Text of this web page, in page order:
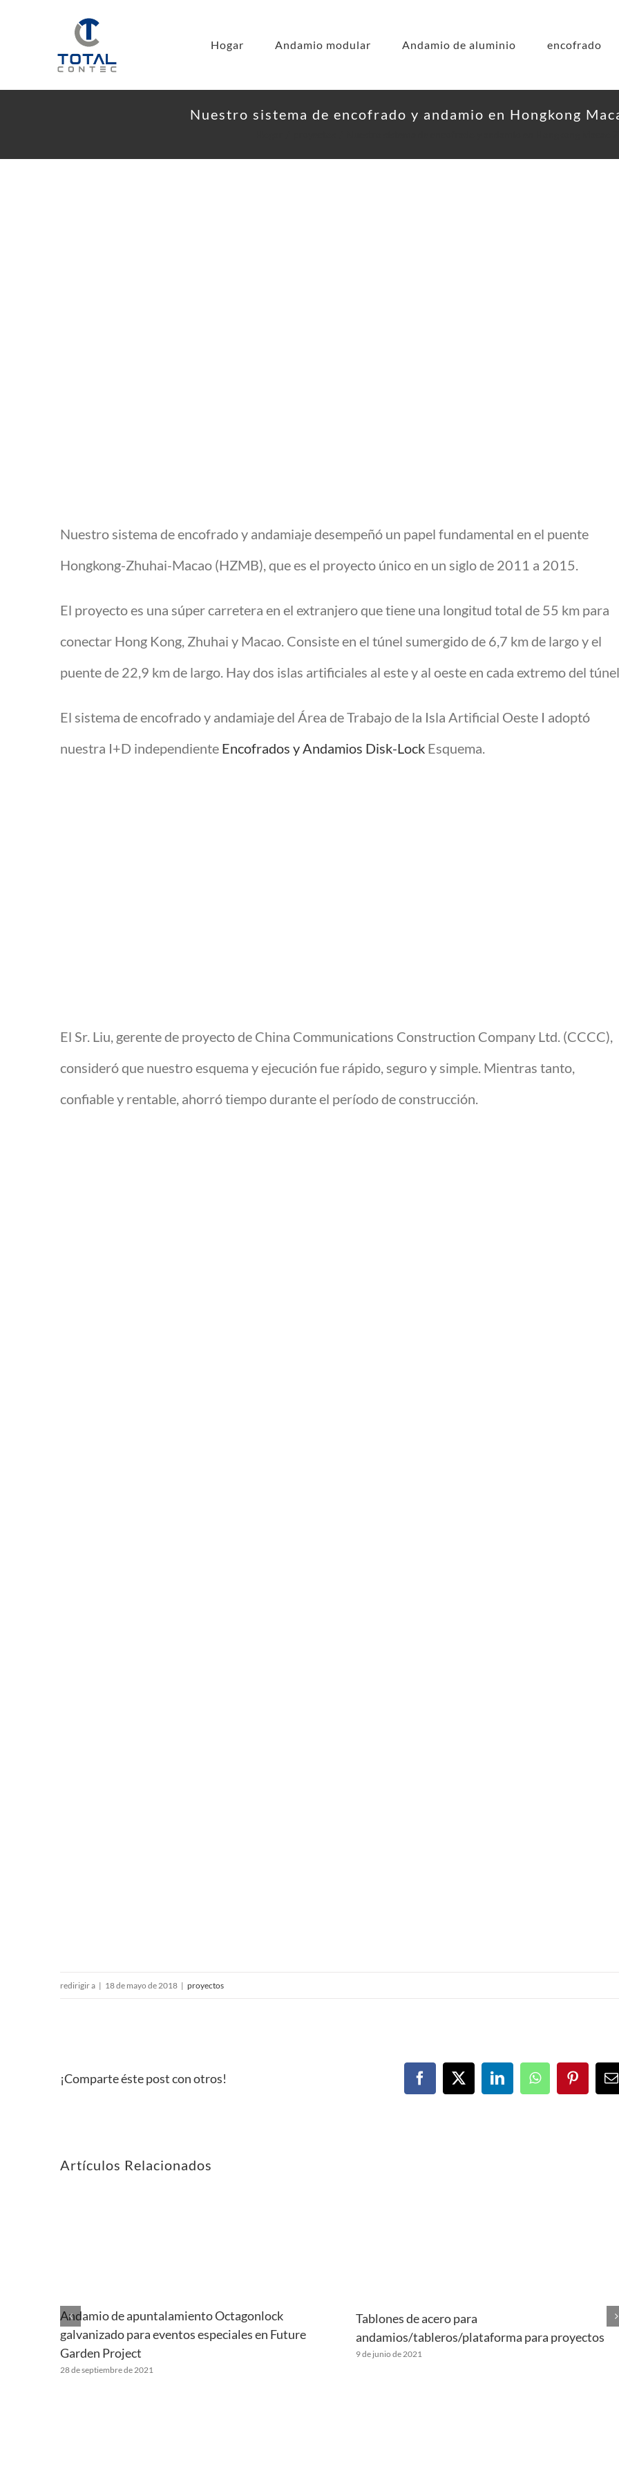
Hogar Andamio modular Andamio de aluminio encofrado
Nuestro sistema de encofrado y andamio en Hongkong
Nuestro sistema de encofrado y andamiaje desempeñó un papel fundamental en el puente
Hongkong-Zhuhai-Macao (HZMB), que es el proyecto único en un siglo de 2011 a 2015.
El proyecto es una súper carretera en el extranjero que tiene una longitud total de 55 km para
conectar Hong Kong, Zhuhai y Macao. Consiste en el túnel sumergido de 6,7 km de largo y el
puente de 22,9 km de largo. Hay dos islas artificiales al este y al oeste en cada extremo del
El sistema de encofrado y andamiaje del Área de Trabajo de la Isla Artificial Oeste I adoptó
nuestra I+D independiente Encofrados y Andamios Disk-Lock Esquema.
El Sr. Liu, gerente de proyecto de China Communications Construction Company Ltd. (CCCC),
consideró que nuestro esquema y ejecución fue rápido, seguro y simple. Mientras tanto,
confiable y rentable, ahorró tiempo durante el período de construcción.
redirigir a | 18 de mayo de 2018 | proyectos
¡Comparte éste post con otros!
Artículos Relacionados
Andamio de apuntalamiento Octagonlock
galvanizado para eventos especiales en Future
Garden Project
28 de septiembre de 2021
Tablones de acero para
andamios/tableros/plataforma para proyectos
9 de junio de 2021